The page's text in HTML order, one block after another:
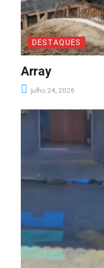
DESTAQUES
Array
julho 24, 2026